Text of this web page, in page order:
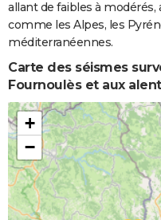
allant de faibles à modérés,
comme les Alpes, les
méditerranéennes.
Carte des séismes
Fournoulès et aux
+
−